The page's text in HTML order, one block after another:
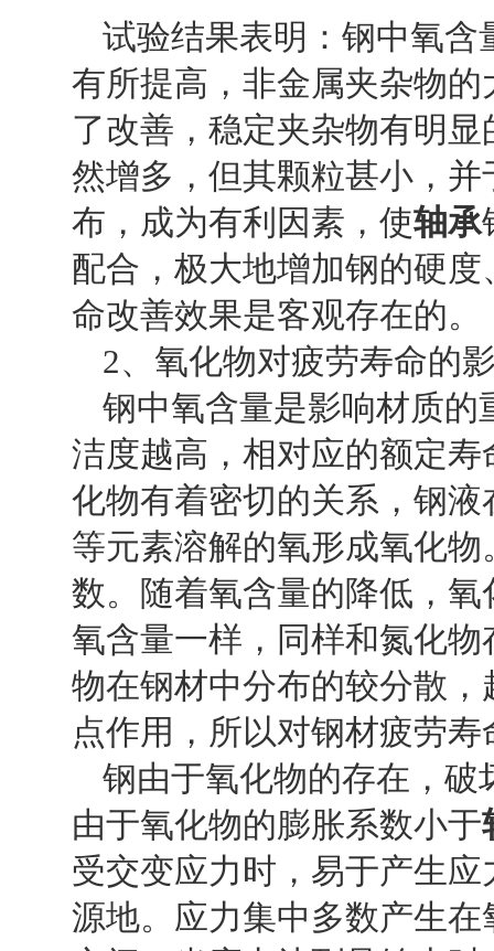
试验结果表明：钢中氧含
有所提高，非金属夹杂物
了改善，稳定夹杂物有明
然增多，但其颗粒甚小，
布，成为有利因素，使轴承
配合，极大地增加钢的硬
命改善效果是客观存在的。
2、氧化物对疲劳寿命的
钢中氧含量是影响材质
洁度越高，相对应的额定
化物有着密切的关系，钢
等元素溶解的氧形成氧化
数。随着氧含量的降低，
氧含量一样，同样和氮化
物在钢材中分布的较分散
点作用，所以对钢材疲劳
钢由于氧化物的存在，
由于氧化物的膨胀系数小于
受交变应力时，易于产生
源地。应力集中多数产生